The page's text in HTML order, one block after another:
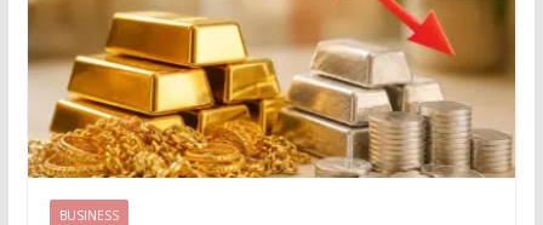
BUSINESS